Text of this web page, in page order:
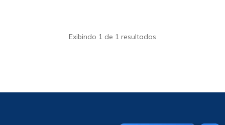
Exibindo 1 de 1 resultados